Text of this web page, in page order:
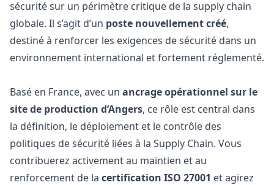
sécurité sur un périmètre critique de la supply chain
globale. Il s’agit d’un poste nouvellement créé,
destiné à renforcer les exigences de sécurité dans un
environnement international et fortement réglementé.
Basé en France, avec un ancrage opérationnel sur le
site de production d’Angers, ce rôle est central dans
la définition, le déploiement et le contrôle des
politiques de sécurité liées à la Supply Chain. Vous
contribuerez activement au maintien et au
renforcement de la certification ISO 27001 et agirez